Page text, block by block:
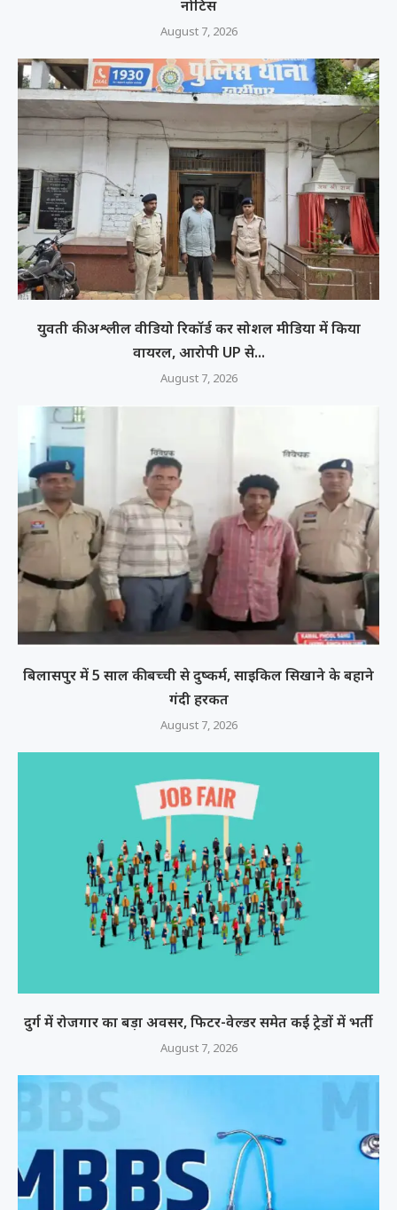
नोटिस
August 7, 2026
युवती की अश्लील वीडियो रिकॉर्ड कर सोशल मीडिया में किया
वायरल, आरोपी UP से...
August 7, 2026
बिलासपुर में 5 साल की बच्ची से दुष्कर्म, साइकिल सिखाने के बहाने
गंदी हरकत
August 7, 2026
दुर्ग में रोजगार का बड़ा अवसर, फिटर-वेल्डर समेत कई ट्रेडों में भर्ती
August 7, 2026